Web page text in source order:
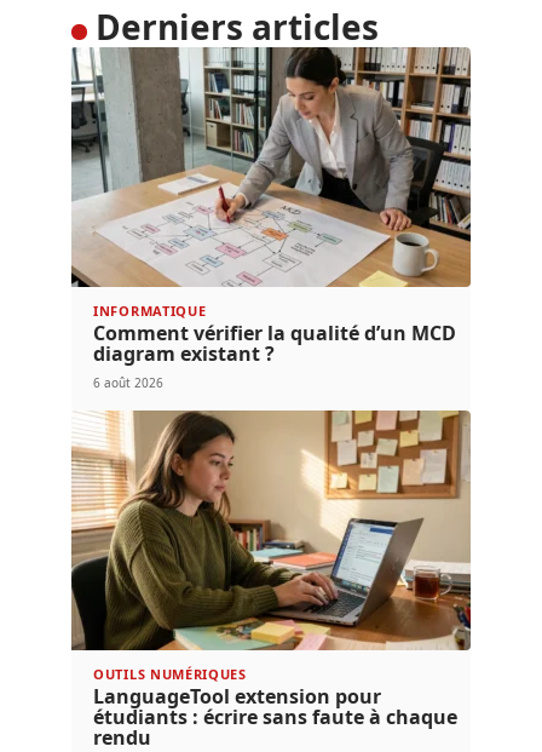
Derniers articles
INFORMATIQUE
Comment vérifier la qualité d’un MCD
diagram existant ?
6 août 2026
OUTILS NUMÉRIQUES
LanguageTool extension pour
étudiants : écrire sans faute à chaque
rendu